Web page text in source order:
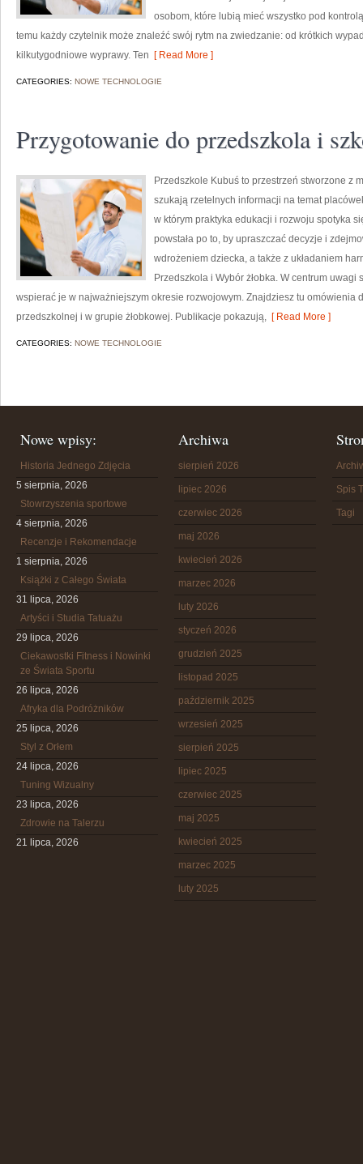
osobom, które lubią mieć wszystko pod
temu każdy czytelnik może znaleźć swój rytm na zwiedzanie: od krótkich
kilkutygodniowe wyprawy. Ten [ Read More ]
CATEGORIES: NOWE TECHNOLOGIE
Przygotowanie do przedszkola i
Przedszkole Kubuś to przestrzeń stworzone z
szukają rzetelnych informacji na temat
w którym praktyka edukacji i rozwoju spotyka
powstała po to, by upraszczać decyzje i
wdrożeniem dziecka, a także z układaniem
Przedszkola i Wybór żłobka. W centrum
wspierać je w najważniejszym okresie rozwojowym. Znajdziesz tu omówienia
przedszkolnej i w grupie żłobkowej. Publikacje pokazują, [ Read More ]
CATEGORIES: NOWE TECHNOLOGIE
Nowe wpisy:
Historia Jednego Zdjęcia
5 sierpnia, 2026
Stowrzyszenia sportowe
4 sierpnia, 2026
Recenzje i Rekomendacje
1 sierpnia, 2026
Książki z Całego Świata
31 lipca, 2026
Artyści i Studia Tatuażu
29 lipca, 2026
Ciekawostki Fitness i Nowinki
ze Świata Sportu
26 lipca, 2026
Afryka dla Podróżników
25 lipca, 2026
Styl z Orłem
24 lipca, 2026
Tuning Wizualny
23 lipca, 2026
Zdrowie na Talerzu
21 lipca, 2026
Archiwa
sierpień 2026
lipiec 2026
czerwiec 2026
maj 2026
kwiecień 2026
marzec 2026
luty 2026
styczeń 2026
grudzień 2025
listopad 2025
październik 2025
wrzesień 2025
sierpień 2025
lipiec 2025
czerwiec 2025
maj 2025
kwiecień 2025
marzec 2025
luty 2025
Spis
Tagi